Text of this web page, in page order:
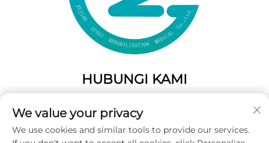
HUBUNGI KAMI
Tiongkok
Telp:+86-19859128239
We value your privacy
We use cookies and similar tools to provide our services.